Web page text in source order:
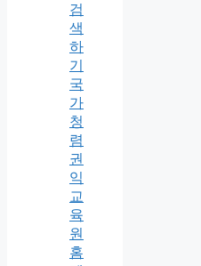
검
색
하
기
국
가
청
렴
권
익
교
육
원
홈